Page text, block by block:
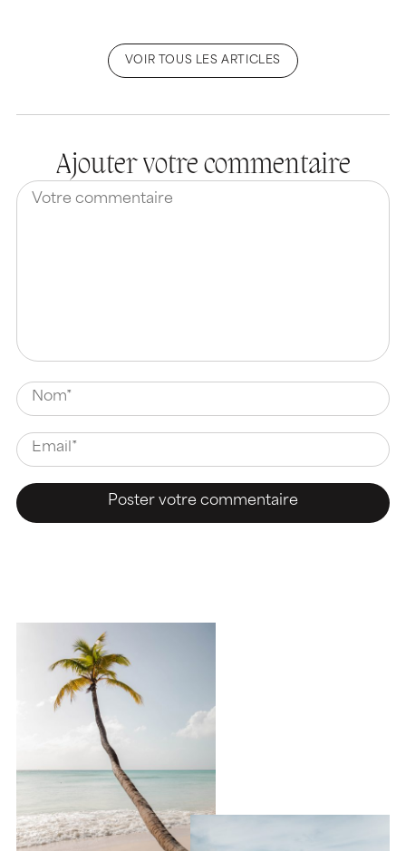
VOIR TOUS LES ARTICLES
Ajouter votre commentaire